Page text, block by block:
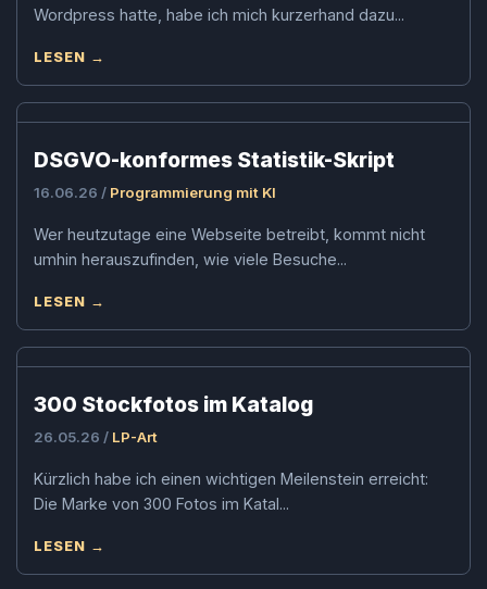
Wordpress hatte, habe ich mich kurzerhand dazu...
LESEN →
DSGVO-konformes Statistik-Skript
16.06.26 / Programmierung mit KI
Wer heutzutage eine Webseite betreibt, kommt nicht
umhin herauszufinden, wie viele Besuche...
LESEN →
300 Stockfotos im Katalog
26.05.26 / LP-Art
Kürzlich habe ich einen wichtigen Meilenstein erreicht:
Die Marke von 300 Fotos im Katal...
LESEN →